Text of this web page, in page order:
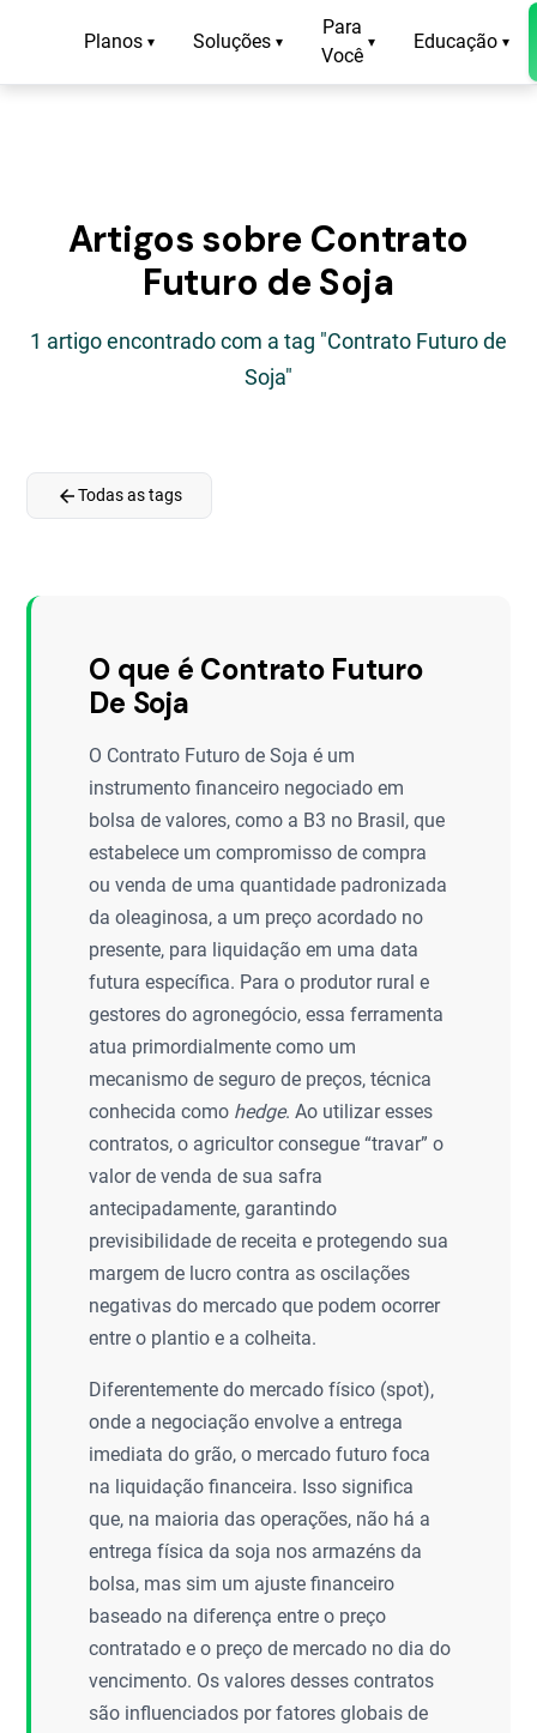
Planos ▾ Soluções ▾
Para
Você
▾ Educação ▾
Artigos sobre Contrato
Futuro de Soja
1 artigo encontrado com a tag "Contrato Futuro de
Soja"
arrow_backTodas as tags
O que é Contrato Futuro
De Soja
O Contrato Futuro de Soja é um
instrumento financeiro negociado em
bolsa de valores, como a B3 no Brasil, que
estabelece um compromisso de compra
ou venda de uma quantidade padronizada
da oleaginosa, a um preço acordado no
presente, para liquidação em uma data
futura específica. Para o produtor rural e
gestores do agronegócio, essa ferramenta
atua primordialmente como um
mecanismo de seguro de preços, técnica
conhecida como hedge. Ao utilizar esses
contratos, o agricultor consegue “travar” o
valor de venda de sua safra
antecipadamente, garantindo
previsibilidade de receita e protegendo sua
margem de lucro contra as oscilações
negativas do mercado que podem ocorrer
entre o plantio e a colheita.
Diferentemente do mercado físico (spot),
onde a negociação envolve a entrega
imediata do grão, o mercado futuro foca
na liquidação financeira. Isso significa
que, na maioria das operações, não há a
entrega física da soja nos armazéns da
bolsa, mas sim um ajuste financeiro
baseado na diferença entre o preço
contratado e o preço de mercado no dia do
vencimento. Os valores desses contratos
são influenciados por fatores globais de